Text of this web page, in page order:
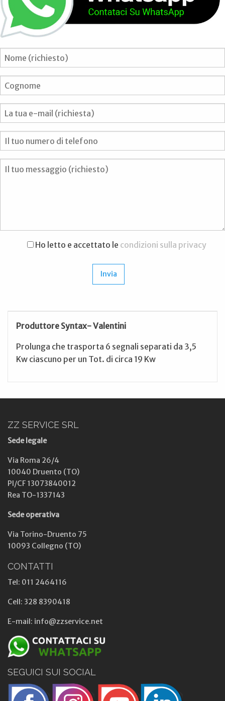
Ho letto e accettato le condizioni sulla privacy
Produttore Syntax- Valentini
Prolunga che trasporta 6 segnali separati da 3,5
Kw ciascuno per un Tot. di circa 19 Kw
ZZ SERVICE SRL
Sede legale
Via Roma 26/4
10040 Druento (TO)
PI/CF 13073840012
Rea TO-1337143
Sede operativa
Via Torino-Druento 75
10093 Collegno (TO)
CONTATTI
Tel: 011 2464116
Cell: 328 8390418
E-mail: info@zzservice.net
SEGUICI SUI SOCIAL